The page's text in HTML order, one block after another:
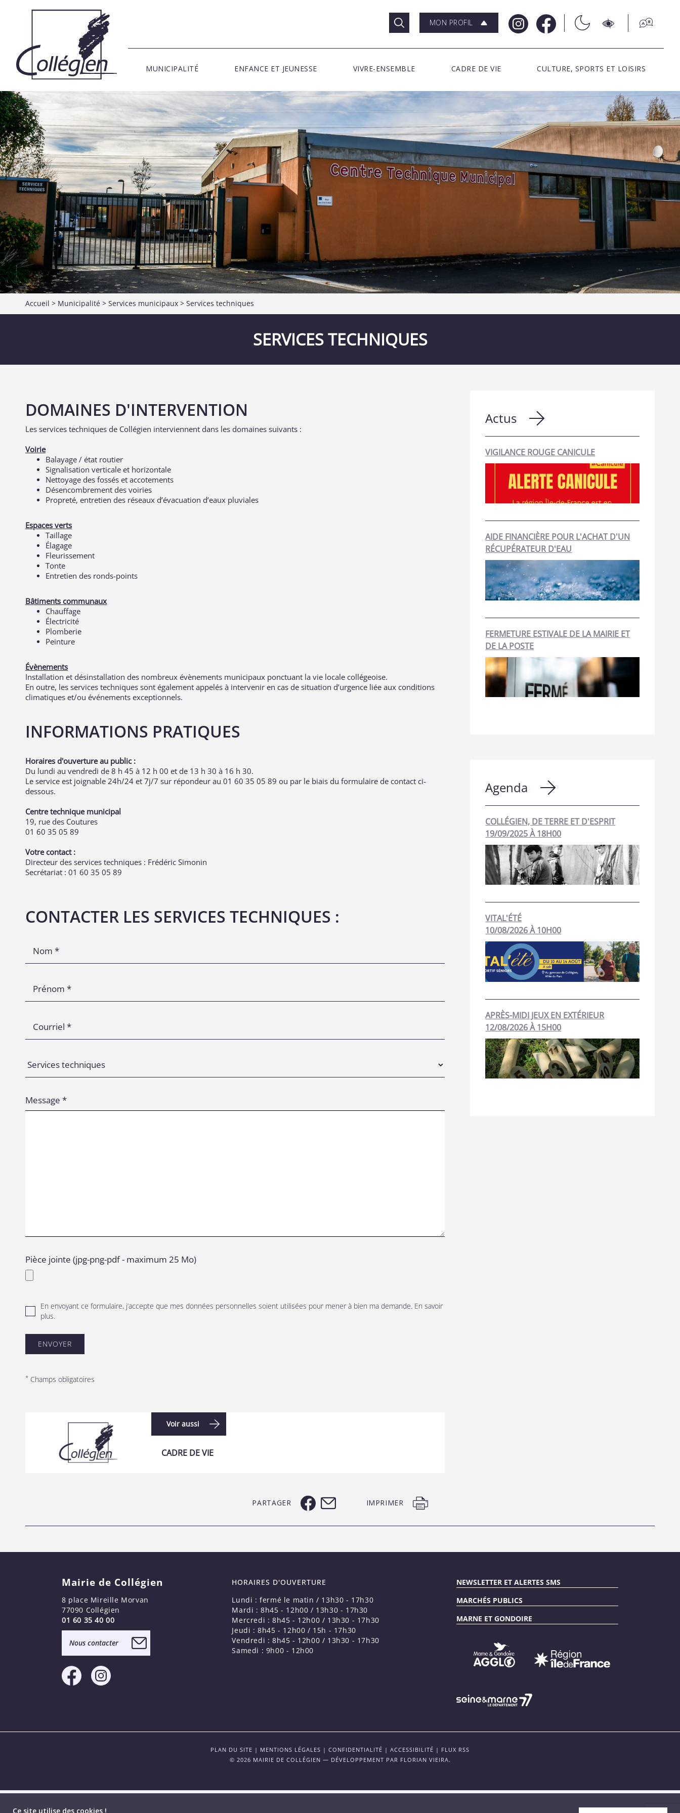
Ce site utilise des cookies !
MON PROFIL
MUNICIPALITÉ ENFANCE ET JEUNESSE VIVRE-ENSEMBLE CADRE DE VIE CULTURE, SPORTS ET LOISIRS
Accueil > Municipalité > Services municipaux > Services techniques
SERVICES TECHNIQUES
DOMAINES D'INTERVENTION
Les services techniques de Collégien interviennent dans les domaines suivants :
Voirie
Balayage / état routier
Signalisation verticale et horizontale
Nettoyage des fossés et accotements
Désencombrement des voiries
Propreté, entretien des réseaux d’évacuation d’eaux pluviales
Espaces verts
Taillage
Élagage
Fleurissement
Tonte
Entretien des ronds-points
Bâtiments communaux
Chauffage
Électricité
Plomberie
Peinture
Évènements
Installation et désinstallation des nombreux évènements municipaux ponctuant la vie locale collégeoise.
En outre, les services techniques sont également appelés à intervenir en cas de situation d’urgence liée aux conditions
climatiques et/ou événements exceptionnels.
INFORMATIONS PRATIQUES
Horaires d'ouverture au public :
Du lundi au vendredi de 8 h 45 à 12 h 00 et de 13 h 30 à 16 h 30.
Le service est joignable 24h/24 et 7j/7 sur répondeur au 01 60 35 05 89 ou par le biais du formulaire de contact ci-
dessous.
Centre technique municipal
19, rue des Coutures
01 60 35 05 89
Votre contact :
Directeur des services techniques : Frédéric Simonin
Secrétariat : 01 60 35 05 89
CONTACTER LES SERVICES TECHNIQUES :
Message *
Pièce jointe (jpg-png-pdf - maximum 25 Mo)
En envoyant ce formulaire, j’accepte que mes données personnelles soient utilisées pour mener à bien ma demande. En savoir
plus.
* Champs obligatoires
Voir aussi
CADRE DE VIE
Actus
VIGILANCE ROUGE CANICULE
AIDE FINANCIÈRE POUR L'ACHAT D'UN
RÉCUPÉRATEUR D'EAU
FERMETURE ESTIVALE DE LA MAIRIE ET
DE LA POSTE
Agenda
COLLÉGIEN, DE TERRE ET D'ESPRIT
19/09/2025 À 18H00
VITAL'ÉTÉ
10/08/2026 À 10H00
APRÈS-MIDI JEUX EN EXTÉRIEUR
12/08/2026 À 15H00
PARTAGER IMPRIMER
Mairie de Collégien
8 place Mireille Morvan
77090 Collégien
01 60 35 40 00
Nous contacter
HORAIRES D'OUVERTURE
Lundi : fermé le matin / 13h30 - 17h30
Mardi : 8h45 - 12h00 / 13h30 - 17h30
Mercredi : 8h45 - 12h00 / 13h30 - 17h30
Jeudi : 8h45 - 12h00 / 15h - 17h30
Vendredi : 8h45 - 12h00 / 13h30 - 17h30
Samedi : 9h00 - 12h00
NEWSLETTER ET ALERTES SMS
MARCHÉS PUBLICS
MARNE ET GONDOIRE
PLAN DU SITE | MENTIONS LÉGALES | CONFIDENTIALITÉ | ACCESSIBILITÉ | FLUX RSS
© 2026 MAIRIE DE COLLÉGIEN — DÉVELOPPEMENT PAR FLORIAN VIEIRA.